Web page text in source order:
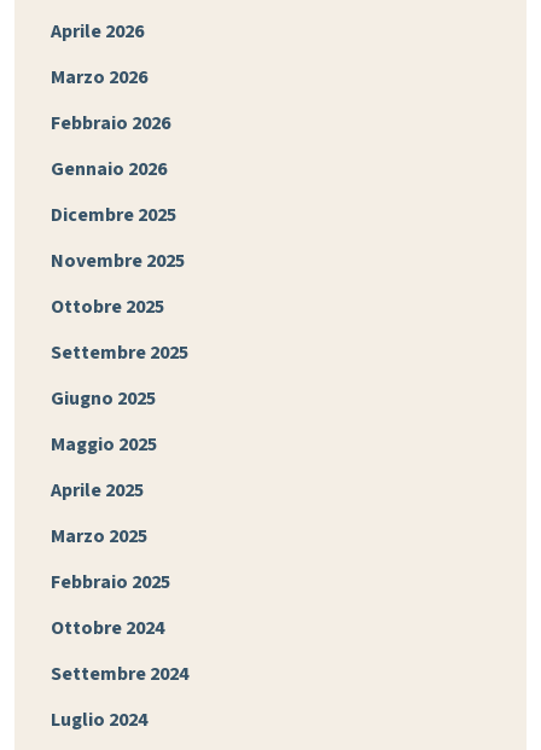
Aprile 2026
Marzo 2026
Febbraio 2026
Gennaio 2026
Dicembre 2025
Novembre 2025
Ottobre 2025
Settembre 2025
Giugno 2025
Maggio 2025
Aprile 2025
Marzo 2025
Febbraio 2025
Ottobre 2024
Settembre 2024
Luglio 2024